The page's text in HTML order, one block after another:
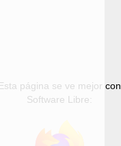
página se ve mejor con
Software Libre: